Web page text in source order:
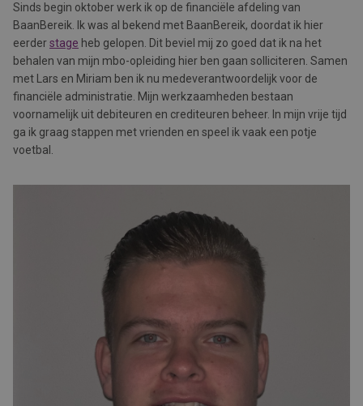
Sinds begin oktober werk ik op de financiële afdeling van
BaanBereik. Ik was al bekend met BaanBereik, doordat ik hier
eerderstage heb gelopen. Dit beviel mij zo goed dat ik na het
behalen van mijn mbo-opleiding hier ben gaan solliciteren. Samen
met Lars en Miriam ben ik nu medeverantwoordelijk voor de
financiële administratie. Mijn werkzaamheden bestaan
voornamelijk uit debiteuren en crediteuren beheer. In mijn vrije tijd
ga ik graag stappen met vrienden en speel ik vaak een potje
voetbal.